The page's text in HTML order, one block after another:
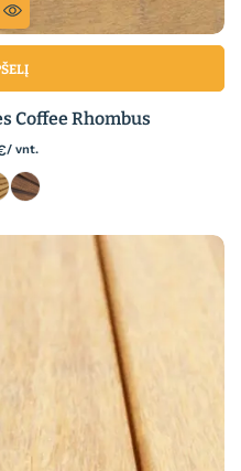
Coffee Rhombus
/ vnt.